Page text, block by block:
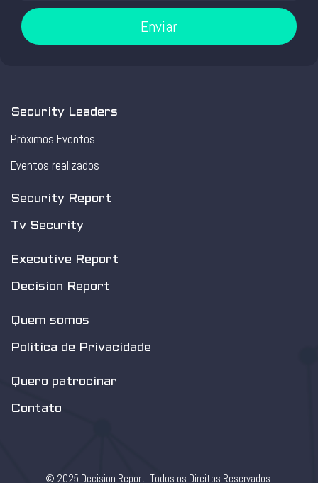
Enviar
Security Leaders
Próximos Eventos
Eventos realizados
Security Report
Tv Security
Executive Report
Decision Report
Quem somos
Política de Privacidade
Quero patrocinar
Contato
© 2025 Decision Report. Todos os Direitos Reservados.